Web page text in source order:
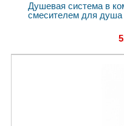
Душевая система в
смесителем для душа